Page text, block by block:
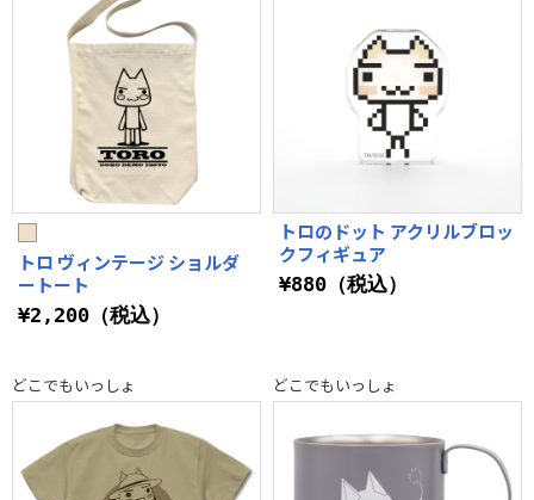
トロ ヴィンテージ ショルダ
ートート
¥2,200（税込）
トロのドット アクリルブロッ
クフィギュア
¥880（税込）
どこでもいっしょ どこでもいっしょ